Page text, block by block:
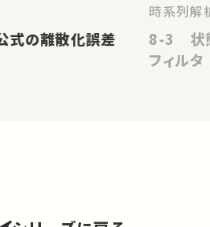
の離散化誤差
時系列解
8-3 状
フィルタ